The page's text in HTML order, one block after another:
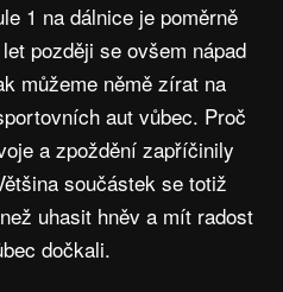
1 na dálnice je poměrně
později se ovšem nápad
můžeme němě zírat na
aut vůbec. Proč
a zpoždění zapříčinily
součástek se totiž
uhasit hněv a mít radost
dočkali.